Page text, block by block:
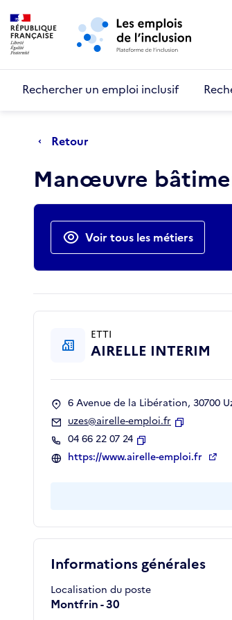
Aller au menu principal
Rechercher un emploi inclusif
Retour
Manœuvre
Actions rapides
Voir tous les métiers
Informations générales
Localisation du poste
Montfrin - 30
ETTI
AIRELLE INTERIM
6 Avenue de la Libération, 30700
uzes@airelle-emploi.fr
04 66 22 07 24
Copier
https://www.airelle-emploi.fr